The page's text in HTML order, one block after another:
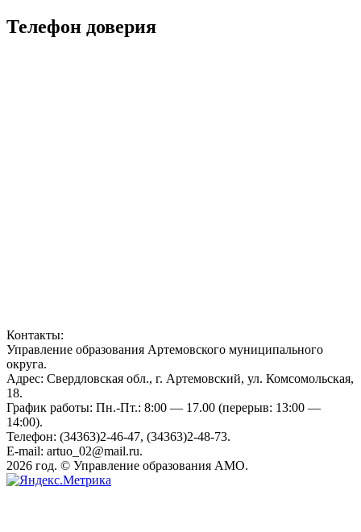
Телефон доверия
Контакты:
Управление образования Артемовского муниципального
округа.
Адрес: Свердловская обл., г. Артемовский, ул. Комсомольская,
18.
График работы: Пн.-Пт.: 8:00 — 17.00 (перерыв: 13:00 —
14:00).
Телефон: (34363)2-46-47, (34363)2-48-73.
E-mail: artuo_02@mail.ru.
2026 год. © Управление образования АМО.